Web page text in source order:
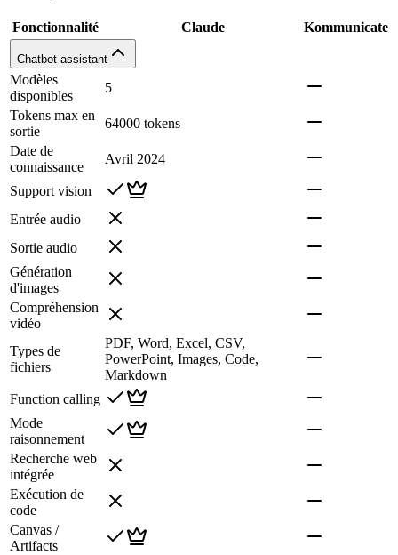
Fonctionnalité Claude Kommunicate
Chatbot assistant
Modèles
disponibles
5
Tokens max en
sortie
64000 tokens
Date de
connaissance
Avril 2024
Support vision
Entrée audio
Sortie audio
Génération
d'images
Compréhension
vidéo
Types de
fichiers
PDF, Word, Excel, CSV,
PowerPoint, Images, Code,
Markdown
Function calling
Mode
raisonnement
Recherche web
intégrée
Exécution de
code
Canvas /
Artifacts